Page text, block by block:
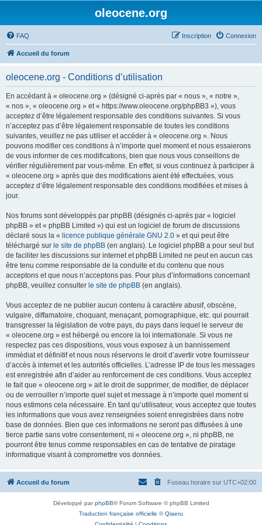
oleocene.org
FAQ Connexion
Inscription
Accueil du forum
oleocene.org - Conditions d’utilisation
En accédant à « oleocene.org » (désigné ci-après par « nous », « notre »,
« nos », « oleocene.org » et « https://www.oleocene.org/phpBB3 »), vous
acceptez d’être légalement responsable des conditions suivantes. Si vous
n’acceptez pas d’être légalement responsable de toutes les conditions
suivantes, veuillez ne pas utiliser et accéder à « oleocene.org ». Nous
pouvons modifier ces conditions à n’importe quel moment et nous essaierons
de vous informer de ces modifications, bien que nous vous conseillons de
vérifier régulièrement par vous-même. En effet, si vous continuez à participer à
« oleocene.org » après que des modifications aient été effectuées, vous
acceptez d’être légalement responsable des conditions modifiées et mises à
jour.
Nos forums sont développés par phpBB (désignés ci-après par « logiciel
phpBB » et « phpBB Limited ») qui est un logiciel de forum de discussions
déclaré sous la « licence publique générale GNU 2.0 » et qui peut être
téléchargé sur le site de phpBB (en anglais). Le logiciel phpBB a pour seul but
de faciliter les discussions sur internet et phpBB Limited ne peut en aucun cas
être tenu comme responsable de la conduite et du contenu que nous
acceptons et que nous n’acceptons pas. Pour plus d’informations concernant
phpBB, veuillez consulter le site de phpBB (en anglais).
Vous acceptez de ne publier aucun contenu à caractère abusif, obscène,
vulgaire, diffamatoire, choquant, menaçant, pornographique, etc. qui pourrait
transgresser la législation de votre pays, du pays dans lequel le serveur de
« oleocene.org » est hébergé ou encore la loi internationale. Si vous ne
respectez pas ces dispositions, vous vous exposez à un bannissement
immédiat et définitif et nous nous réservons le droit d’avertir votre fournisseur
d’accès à internet et les autorités officielles. L’adresse IP de tous les messages
est enregistrée afin d’aider au renforcement de ces conditions. Vous acceptez
le fait que « oleocene.org » ait le droit de supprimer, de modifier, de déplacer
ou de verrouiller n’importe quel sujet et message à n’importe quel moment si
nous estimons cela nécessaire. En tant qu’utilisateur, vous acceptez que toutes
les informations que vous avez renseignées soient enregistrées dans notre
base de données. Bien que ces informations ne seront pas diffusées à une
tierce partie sans votre consentement, ni « oleocene.org », ni phpBB, ne
pourront être tenus comme responsables en cas de tentative de piratage
informatique visant à compromettre vos données.
Accueil du forum Fuseau horaire sur UTC+02:00
Développé parphpBB® Forum Software © phpBB Limited
Traduction française officielle ©Qiaeru